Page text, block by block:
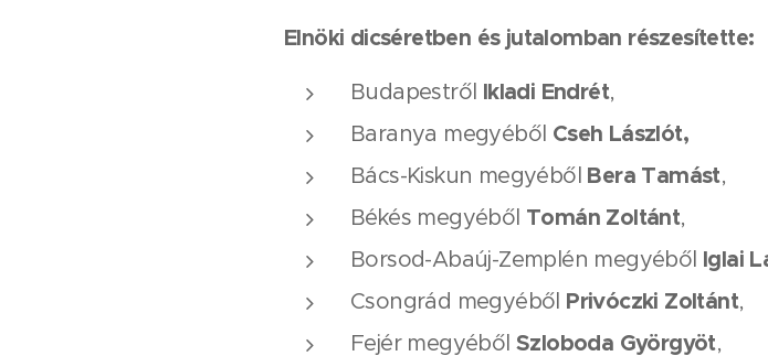
Elnöki dicséretben és jutalomban részesítette:
Budapestről Ikladi Endrét,
Baranya megyéből Cseh Lászlót,
Bács-Kiskun megyéből Bera Tamást,
Békés megyéből Tomán Zoltánt,
Borsod-Abaúj-Zemplén megyéből Iglai
Csongrád megyéből Privóczki Zoltánt,
Fejér megyéből Szloboda Györgyöt,